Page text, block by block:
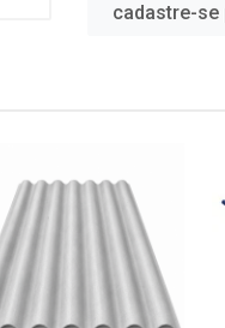
cadastre-se